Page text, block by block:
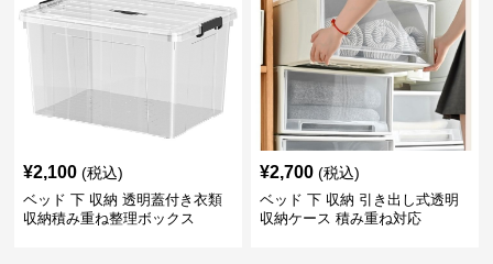
¥2,100 (税込)
ベッド 下 収納 透明蓋付き衣類
収納積み重ね整理ボックス
¥2,700 (税込)
ベッド 下 収納 引き出し式透明
収納ケース 積み重ね対応